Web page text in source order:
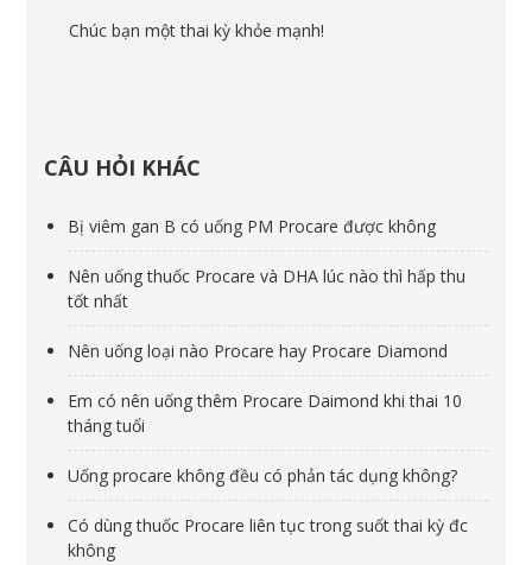
Chúc bạn một thai kỳ khỏe mạnh!
CÂU HỎI KHÁC
Bị viêm gan B có uống PM Procare được không
Nên uống thuốc Procare và DHA lúc nào thì hấp thu
tốt nhất
Nên uống loại nào Procare hay Procare Diamond
Em có nên uống thêm Procare Daimond khi thai 10
tháng tuổi
Uống procare không đều có phản tác dụng không?
Có dùng thuốc Procare liên tục trong suốt thai kỳ đc
không